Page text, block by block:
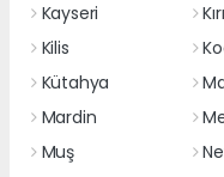
Kayseri
Kilis
Kütahya
Mardin
Muş